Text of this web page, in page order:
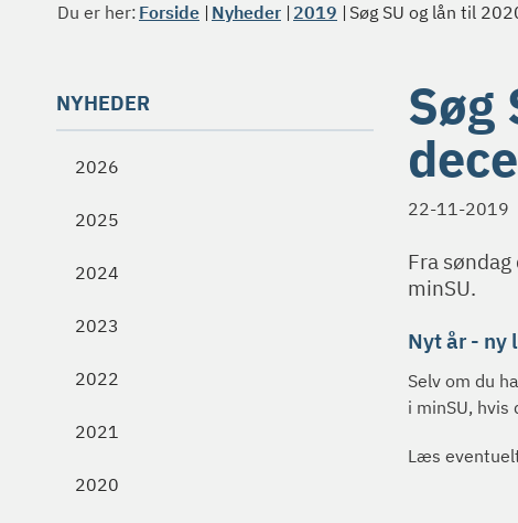
Du er her: Forside Nyheder 2019 Søg SU og lån til
NYHEDER
2026
2025
2024
2023
2022
2021
2020
Søg
22-11-2019
Fra
minSU.
Nyt år - ny
Selv om du
i minSU,
Læs